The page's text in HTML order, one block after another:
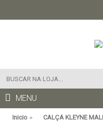
MENU
Inicio CALÇA KLEYNE